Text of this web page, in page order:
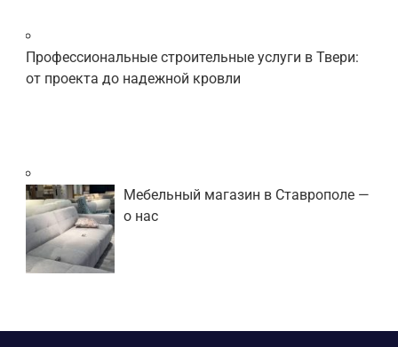
Профессиональные строительные услуги в Твери:
от проекта до надежной кровли
Мебельный магазин в Ставрополе —
о нас